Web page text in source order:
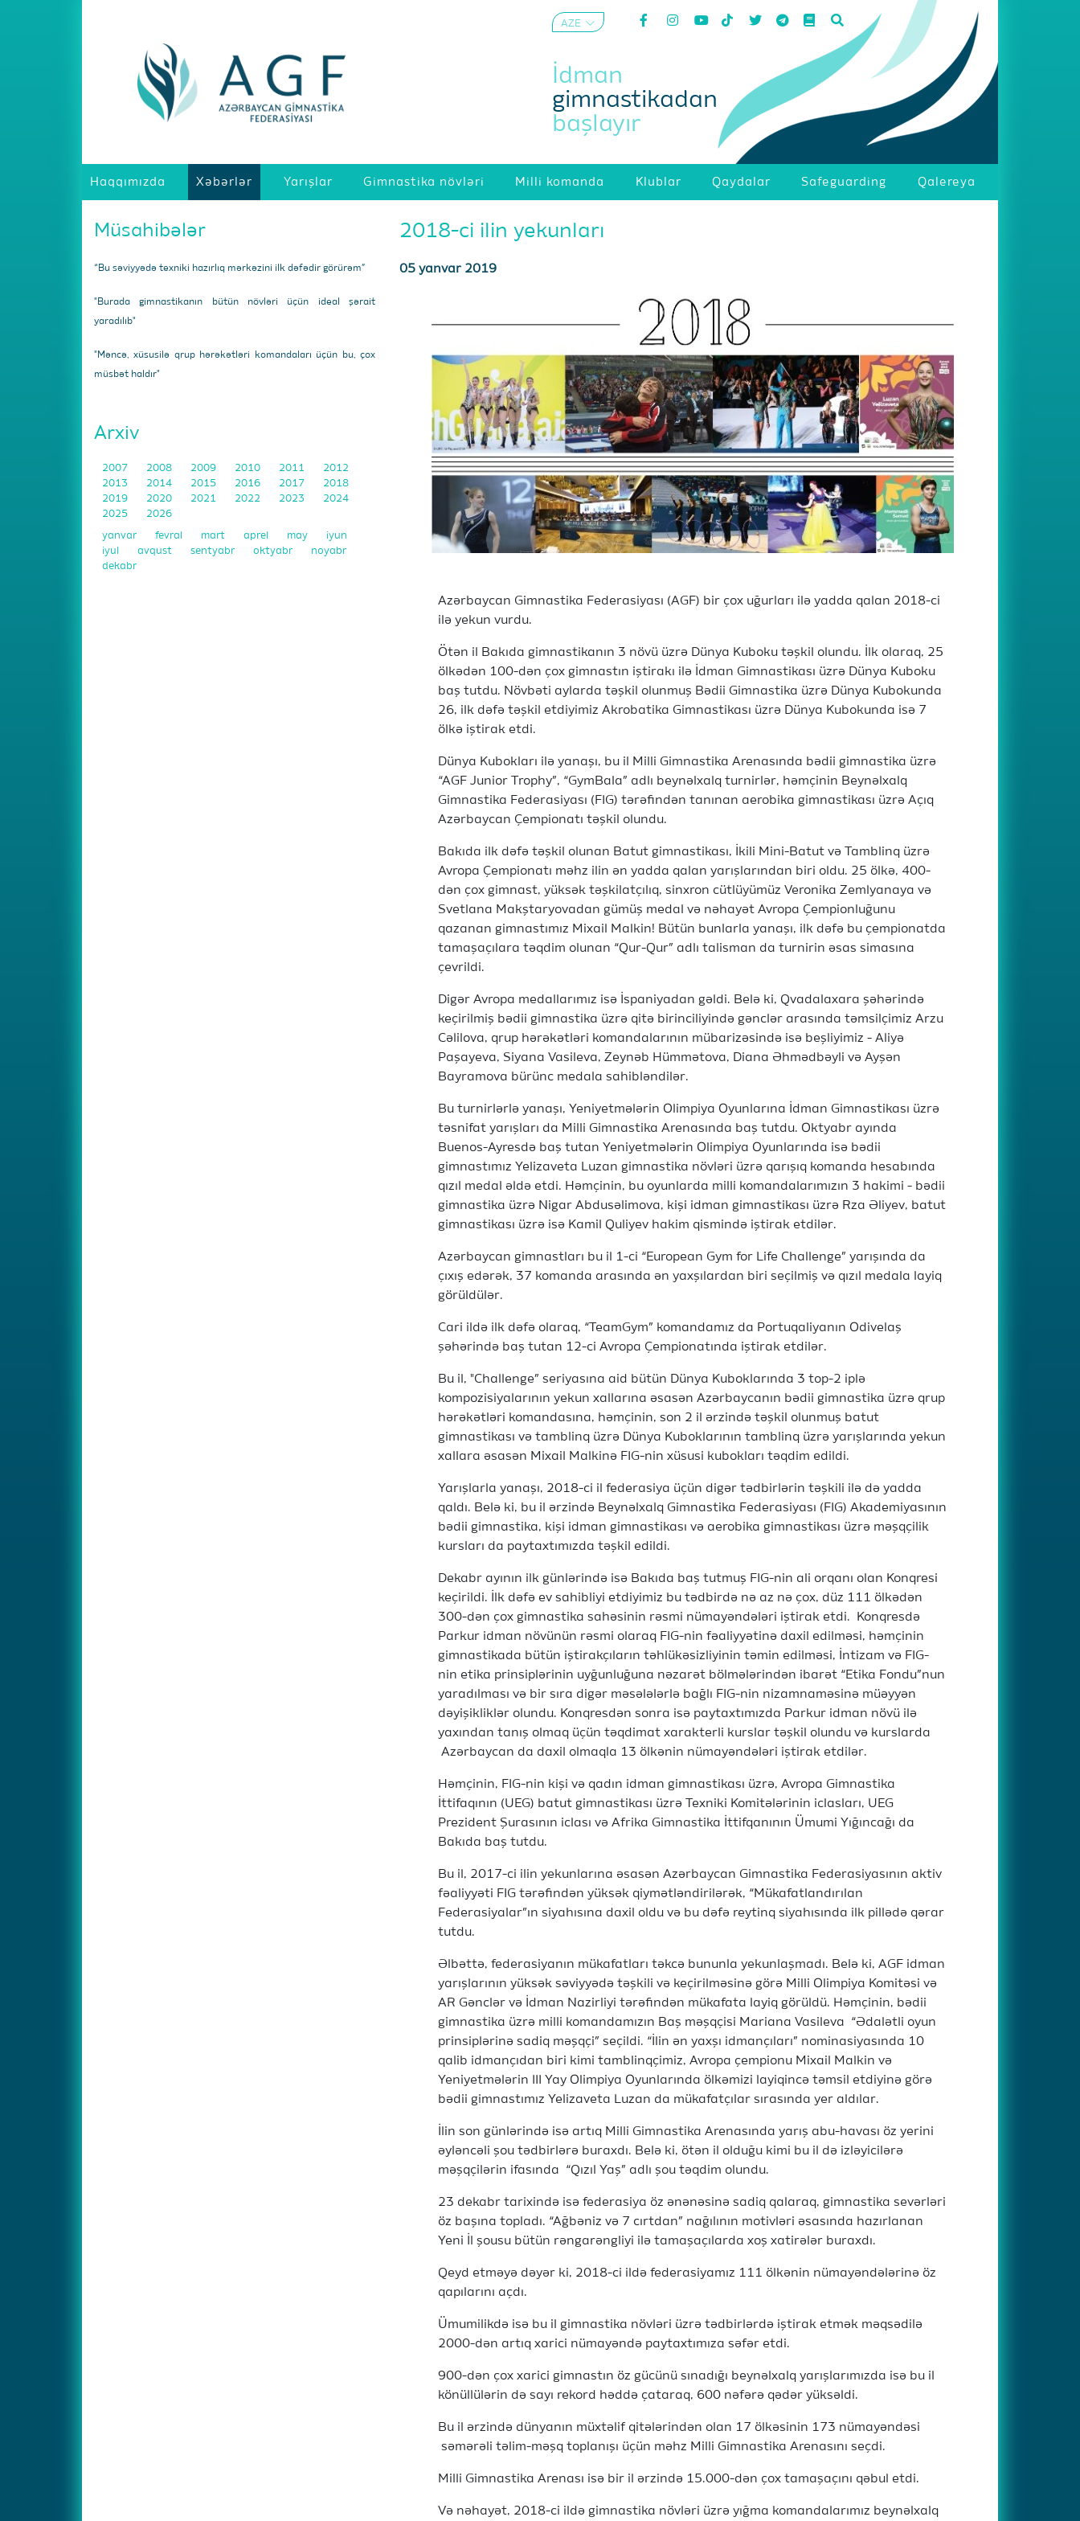
AZE
İdman
gimnastikadan
başlayır
Haqqımızda Xəbərlər Yarışlar Gimnastika növləri Milli komanda Klublar Qaydalar Safeguarding Qalereya
Müsahibələr
“Bu səviyyədə texniki hazırlıq mərkəzini ilk dəfədir görürəm”
"Burada gimnastikanın bütün növləri üçün ideal şərait
yaradılıb"
"Məncə, xüsusilə qrup hərəkətləri komandaları üçün bu, çox
müsbət haldır"
Arxiv
2007 2008 2009 2010 2011
2012
2013
2014 2015 2016 2017
2018
2019
2020 2021 2022 2023
2024
2025
2026
yanvar fevral mart aprel may
iyun
iyul
avqust sentyabr oktyabr
noyabr
dekabr
2018-ci ilin yekunları
05 yanvar 2019
Azərbaycan Gimnastika Federasiyası (AGF) bir çox uğurları ilə yadda qalan 2018-ci
ilə yekun vurdu.
Ötən il Bakıda gimnastikanın 3 növü üzrə Dünya Kuboku təşkil olundu. İlk olaraq, 25
ölkədən 100-dən çox gimnastın iştirakı ilə İdman Gimnastikası üzrə Dünya Kuboku
baş tutdu. Növbəti aylarda təşkil olunmuş Bədii Gimnastika üzrə Dünya Kubokunda
26, ilk dəfə təşkil etdiyimiz Akrobatika Gimnastikası üzrə Dünya Kubokunda isə 7
ölkə iştirak etdi.
Dünya Kubokları ilə yanaşı, bu il Milli Gimnastika Arenasında bədii gimnastika üzrə
“AGF Junior Trophy”, “GymBala” adlı beynəlxalq turnirlər, həmçinin Beynəlxalq
Gimnastika Federasiyası (FIG) tərəfindən tanınan aerobika gimnastikası üzrə Açıq
Azərbaycan Çempionatı təşkil olundu.
Bakıda ilk dəfə təşkil olunan Batut gimnastikası, İkili Mini-Batut və Tamblinq üzrə
Avropa Çempionatı məhz ilin ən yadda qalan yarışlarından biri oldu. 25 ölkə, 400-
dən çox gimnast, yüksək təşkilatçılıq, sinxron cütlüyümüz Veronika Zemlyanaya və
Svetlana Makştaryovadan gümüş medal və nəhayət Avropa Çempionluğunu
qazanan gimnastımız Mixail Malkin! Bütün bunlarla yanaşı, ilk dəfə bu çempionatda
tamaşaçılara təqdim olunan “Qur-Qur” adlı talisman da turnirin əsas simasına
çevrildi.
Digər Avropa medallarımız isə İspaniyadan gəldi. Belə ki, Qvadalaxara şəhərində
keçirilmiş bədii gimnastika üzrə qitə birinciliyində gənclər arasında təmsilçimiz Arzu
Cəlilova, qrup hərəkətləri komandalarının mübarizəsində isə beşliyimiz - Aliyə
Paşayeva, Siyana Vasileva, Zeynəb Hümmətova, Diana Əhmədbəyli və Ayşən
Bayramova bürünc medala sahibləndilər.
Bu turnirlərlə yanaşı, Yeniyetmələrin Olimpiya Oyunlarına İdman Gimnastikası üzrə
təsnifat yarışları da Milli Gimnastika Arenasında baş tutdu. Oktyabr ayında
Buenos-Ayresdə baş tutan Yeniyetmələrin Olimpiya Oyunlarında isə bədii
gimnastımız Yelizaveta Luzan gimnastika növləri üzrə qarışıq komanda hesabında
qızıl medal əldə etdi. Həmçinin, bu oyunlarda milli komandalarımızın 3 hakimi - bədii
gimnastika üzrə Nigar Abdusəlimova, kişi idman gimnastikası üzrə Rza Əliyev, batut
gimnastikası üzrə isə Kamil Quliyev hakim qismində iştirak etdilər.
Azərbaycan gimnastları bu il 1-ci “European Gym for Life Challenge” yarışında da
çıxış edərək, 37 komanda arasında ən yaxşılardan biri seçilmiş və qızıl medala layiq
görüldülər.
Cari ildə ilk dəfə olaraq, “TeamGym” komandamız da Portuqaliyanın Odivelaş
şəhərində baş tutan 12-ci Avropa Çempionatında iştirak etdilər.
Bu il, "Challenge” seriyasına aid bütün Dünya Kuboklarında 3 top-2 iplə
kompozisiyalarının yekun xallarına əsasən Azərbaycanın bədii gimnastika üzrə qrup
hərəkətləri komandasına, həmçinin, son 2 il ərzində təşkil olunmuş batut
gimnastikası və tamblinq üzrə Dünya Kuboklarının tamblinq üzrə yarışlarında yekun
xallara əsasən Mixail Malkinə FIG-nin xüsusi kubokları təqdim edildi.
Yarışlarla yanaşı, 2018-ci il federasiya üçün digər tədbirlərin təşkili ilə də yadda
qaldı. Belə ki, bu il ərzində Beynəlxalq Gimnastika Federasiyası (FIG) Akademiyasının
bədii gimnastika, kişi idman gimnastikası və aerobika gimnastikası üzrə məşqçilik
kursları da paytaxtımızda təşkil edildi.
Dekabr ayının ilk günlərində isə Bakıda baş tutmuş FIG-nin ali orqanı olan Konqresi
keçirildi. İlk dəfə ev sahibliyi etdiyimiz bu tədbirdə nə az nə çox, düz 111 ölkədən
300-dən çox gimnastika sahəsinin rəsmi nümayəndələri iştirak etdi. Konqresdə
Parkur idman növünün rəsmi olaraq FIG-nin fəaliyyətinə daxil edilməsi, həmçinin
gimnastikada bütün iştirakçıların təhlükəsizliyinin təmin edilməsi, İntizam və FIG-
nin etika prinsiplərinin uyğunluğuna nəzarət bölmələrindən ibarət “Etika Fondu”nun
yaradılması və bir sıra digər məsələlərlə bağlı FIG-nin nizamnaməsinə müəyyən
dəyişikliklər olundu. Konqresdən sonra isə paytaxtımızda Parkur idman növü ilə
yaxından tanış olmaq üçün təqdimat xarakterli kurslar təşkil olundu və kurslarda
Azərbaycan da daxil olmaqla 13 ölkənin nümayəndələri iştirak etdilər.
Həmçinin, FIG-nin kişi və qadın idman gimnastikası üzrə, Avropa Gimnastika
İttifaqının (UEG) batut gimnastikası üzrə Texniki Komitələrinin iclasları, UEG
Prezident Şurasının iclası və Afrika Gimnastika İttifqanının Ümumi Yığıncağı da
Bakıda baş tutdu.
Bu il, 2017-ci ilin yekunlarına əsasən Azərbaycan Gimnastika Federasiyasının aktiv
fəaliyyəti FIG tərəfindən yüksək qiymətləndirilərək, “Mükafatlandırılan
Federasiyalar”ın siyahısına daxil oldu və bu dəfə reytinq siyahısında ilk pillədə qərar
tutdu.
Əlbəttə, federasiyanın mükafatları təkcə bununla yekunlaşmadı. Belə ki, AGF idman
yarışlarının yüksək səviyyədə təşkili və keçirilməsinə görə Milli Olimpiya Komitəsi və
AR Gənclər və İdman Nazirliyi tərəfindən mükafata layiq görüldü. Həmçinin, bədii
gimnastika üzrə milli komandamızın Baş məşqçisi Mariana Vasileva “Ədalətli oyun
prinsiplərinə sadiq məşqçi” seçildi. “İlin ən yaxşı idmançıları” nominasiyasında 10
qalib idmançıdan biri kimi tamblinqçimiz, Avropa çempionu Mixail Malkin və
Yeniyetmələrin III Yay Olimpiya Oyunlarında ölkəmizi layiqincə təmsil etdiyinə görə
bədii gimnastımız Yelizaveta Luzan da mükafatçılar sırasında yer aldılar.
İlin son günlərində isə artıq Milli Gimnastika Arenasında yarış abu-havası öz yerini
əyləncəli şou tədbirlərə buraxdı. Belə ki, ötən il olduğu kimi bu il də izləyicilərə
məşqçilərin ifasında “Qızıl Yaş” adlı şou təqdim olundu.
23 dekabr tarixində isə federasiya öz ənənəsinə sadiq qalaraq, gimnastika sevərləri
öz başına topladı. “Ağbəniz və 7 cırtdan” nağılının motivləri əsasında hazırlanan
Yeni İl şousu bütün rəngarəngliyi ilə tamaşaçılarda xoş xatirələr buraxdı.
Qeyd etməyə dəyər ki, 2018-ci ildə federasiyamız 111 ölkənin nümayəndələrinə öz
qapılarını açdı.
Ümumilikdə isə bu il gimnastika növləri üzrə tədbirlərdə iştirak etmək məqsədilə
2000-dən artıq xarici nümayəndə paytaxtımıza səfər etdi.
900-dən çox xarici gimnastın öz gücünü sınadığı beynəlxalq yarışlarımızda isə bu il
könüllülərin də sayı rekord həddə çataraq, 600 nəfərə qədər yüksəldi.
Bu il ərzində dünyanın müxtəlif qitələrindən olan 17 ölkəsinin 173 nümayəndəsi
səmərəli təlim-məşq toplanışı üçün məhz Milli Gimnastika Arenasını seçdi.
Milli Gimnastika Arenası isə bir il ərzində 15.000-dən çox tamaşaçını qəbul etdi.
Və nəhayət, 2018-ci ildə gimnastika növləri üzrə yığma komandalarımız beynəlxalq